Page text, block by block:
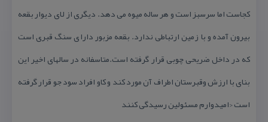
كجاست اما سرسبز است و هر ساله میوه می دهد. دیگری از لای دیوار بقعه
بیرون آمده و با زمین ارتباطی ندارد. بقعه مزبور دارای سنگ قبری است
كه در داخل ضریحی چوبی قرار گرفته است.متاسفانه در سالهای اخیر این
بنای با ارزش وقبرستان اطراف آن مورد كند و كاو افراد سود جو قرار گرفته
است <امیدوارم مسئولین رسیدگی كنند